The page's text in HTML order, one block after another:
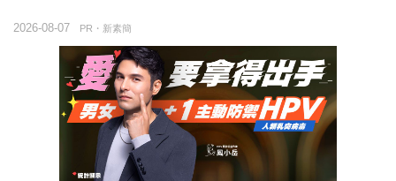
PR・新素簡
2026-08-07